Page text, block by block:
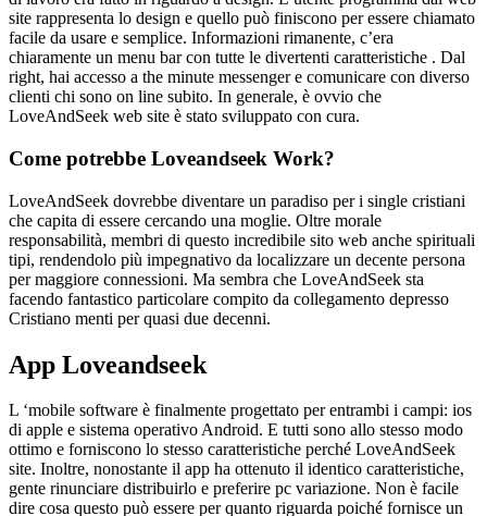
site rappresenta lo design e quello può finiscono per essere chiamato
facile da usare e semplice. Informazioni rimanente, c’era
chiaramente un menu bar con tutte le divertenti caratteristiche . Dal
right, hai accesso a the minute messenger e comunicare con diverso
clienti chi sono on line subito. In generale, è ovvio che
LoveAndSeek web site è stato sviluppato con cura.
Come potrebbe Loveandseek Work?
LoveAndSeek dovrebbe diventare un paradiso per i single cristiani
che capita di essere cercando una moglie. Oltre morale
responsabilità, membri di questo incredibile sito web anche spirituali
tipi, rendendolo più impegnativo da localizzare un decente persona
per maggiore connessioni. Ma sembra che LoveAndSeek sta
facendo fantastico particolare compito da collegamento depresso
Cristiano menti per quasi due decenni.
App Loveandseek
L ‘mobile software è finalmente progettato per entrambi i campi: ios
di apple e sistema operativo Android. E tutti sono allo stesso modo
ottimo e forniscono lo stesso caratteristiche perché LoveAndSeek
site. Inoltre, nonostante il app ha ottenuto il identico caratteristiche,
gente rinunciare distribuirlo e preferire pc variazione. Non è facile
dire cosa questo può essere per quanto riguarda poiché fornisce un